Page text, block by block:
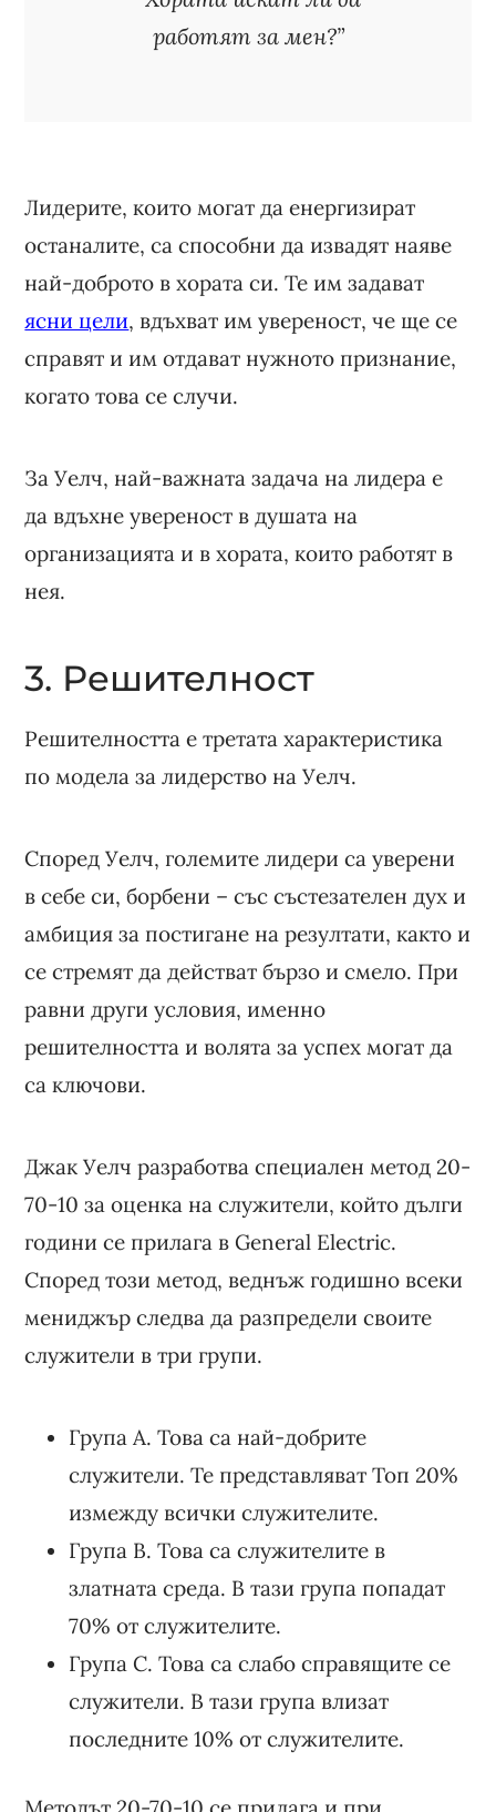
работят за мен?”
Лидерите, които могат да енергизират
останалите, са способни да извадят наяве
най-доброто в хората си. Те им задават
ясни цели, вдъхват им увереност, че ще се
справят и им отдават нужното признание,
когато това се случи.
За Уелч, най-важната задача на лидера е
да вдъхне увереност в душата на
организацията и в хората, които работят в
нея.
3. Решителност
Решителността е третата характеристика
по модела за лидерство на Уелч.
Според Уелч, големите лидери са уверени
в себе си, борбени – със състезателен дух и
амбиция за постигане на резултати, както и
се стремят да действат бързо и смело. При
равни други условия, именно
решителността и волята за успех могат да
са ключови.
Джак Уелч разработва специален метод 20-
70-10 за оценка на служители, който дълги
години се прилага в General Electric.
Според този метод, веднъж годишно всеки
мениджър следва да разпредели своите
служители в три групи.
Група A. Това са най-добрите
служители. Те представляват Топ 20%
измежду всички служителите.
Група B. Това са служителите в
златната среда. В тази група попадат
70% от служителите.
Група C. Това са слабо справящите се
служители. В тази група влизат
последните 10% от служителите.